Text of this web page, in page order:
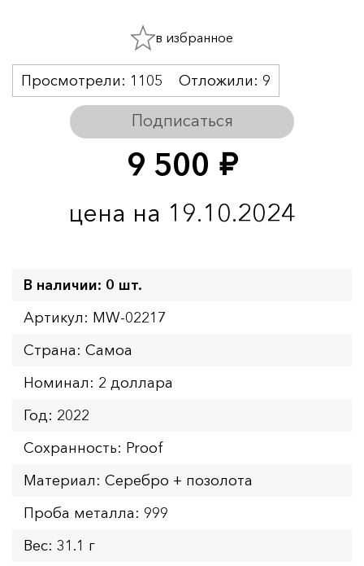
9 500 руб.
цена на 19.10.2024
Подписаться
Просмотрели: 1105 Отложили: 9
в избранное
В наличии: 0 шт.
Артикул: MW-02217
Страна: Самоа
Номинал: 2 доллара
Год: 2022
Сохранность: Proof
Материал: Серебро + позолота
Проба металла: 999
Вес: 31.1 г